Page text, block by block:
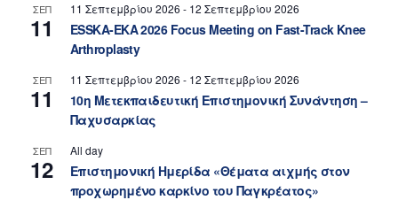
ΣΕΠ
11
11 Σεπτεμβρίου 2026 - 12 Σεπτεμβρίου 2026
ESSKA-EKA 2026 Focus Meeting on Fast-Track Knee
Arthroplasty
ΣΕΠ
11
11 Σεπτεμβρίου 2026 - 12 Σεπτεμβρίου 2026
10η Μετεκπαιδευτική Επιστημονική Συνάντηση –
Παχυσαρκίας
ΣΕΠ
12
All day
Επιστημονική Ημερίδα «Θέματα αιχμής στον
προχωρημένο καρκίνο του Παγκρέατος»